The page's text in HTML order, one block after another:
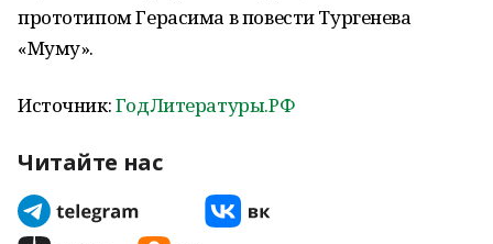
прототипом Герасима в повести Тургенева
«Муму».
Источник:ГодЛитературы.РФ
Читайте нас